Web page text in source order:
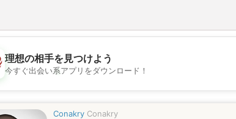
💖
💕
理想の相手を見つけよう
今すぐ出会い系アプリをダウンロード！
Conakry Conakry